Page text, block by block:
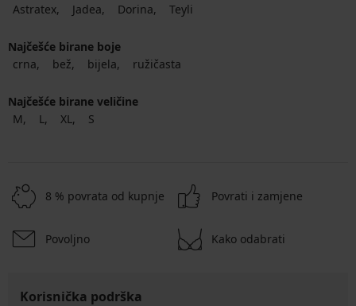
Astratex
Jadea Dorina Teyli
Najčešće birane boje
crna
bež bijela ružičasta
Najčešće birane veličine
M
L XL S
8 % povrata od kupnje Povrati i zamjene
Povoljno Kako odabrati
Korisnička podrška